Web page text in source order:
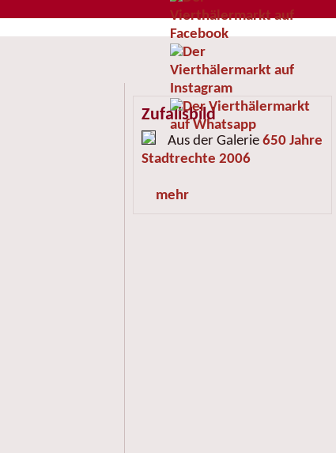
Zufallsbild
Aus der Galerie 650 Jahre
Stadtrechte 2006
mehr